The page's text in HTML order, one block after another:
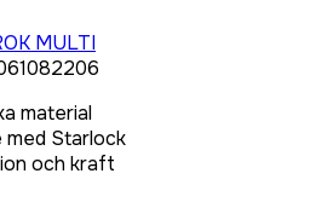
MULTI
1082206
material
med Starlock
och kraft